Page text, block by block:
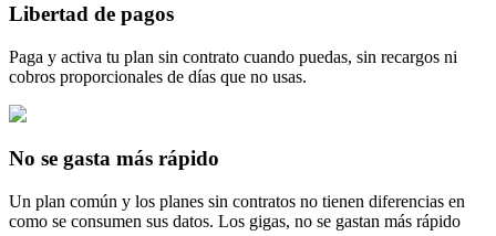
Libertad de pagos
Paga y activa tu plan sin contrato cuando puedas, sin recargos ni
cobros proporcionales de días que no usas.
No se gasta más rápido
Un plan común y los planes sin contratos no tienen diferencias en
como se consumen sus datos. Los gigas, no se gastan más rápido